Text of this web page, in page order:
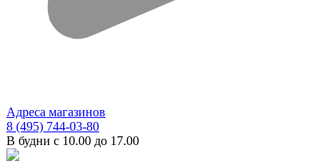
Адреса магазинов
8 (495) 744-03-80
В будни с 10.00 до 17.00